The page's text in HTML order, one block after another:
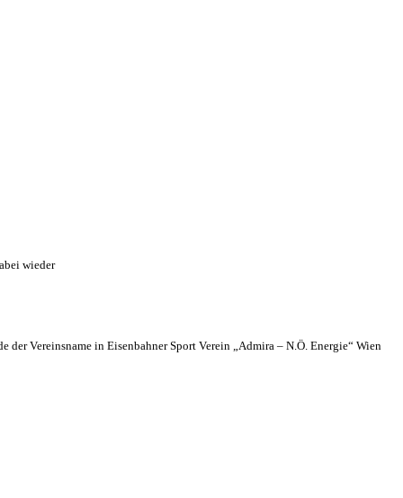
wieder
der Vereinsname in Eisenbahner Sport Verein „Admira – N.Ö. Energie“ Wien